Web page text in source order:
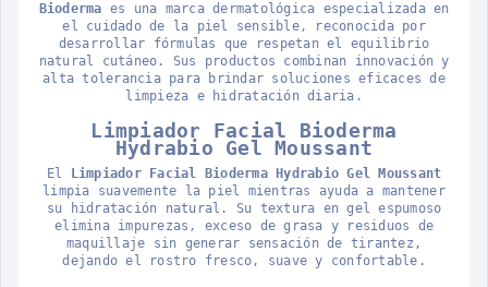
Bioderma es una marca dermatológica especializada en
el cuidado de la piel sensible, reconocida por
desarrollar fórmulas que respetan el equilibrio
natural cutáneo. Sus productos combinan innovación y
alta tolerancia para brindar soluciones eficaces de
limpieza e hidratación diaria.
Limpiador Facial Bioderma
Hydrabio Gel Moussant
El
Limpiador Facial Bioderma Hydrabio Gel Moussant
limpia suavemente la piel mientras ayuda a mantener
su hidratación natural. Su textura en gel espumoso
elimina impurezas, exceso de grasa y residuos de
maquillaje sin generar sensación de tirantez,
dejando el rostro fresco, suave y confortable.